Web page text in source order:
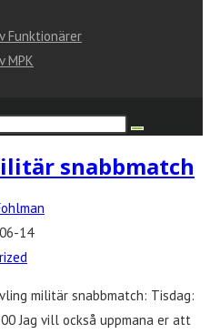
Funktionärer
MPK
snabbmatch
14
militär snabbmatch: Tisdag:
Jag vill också uppmana er att